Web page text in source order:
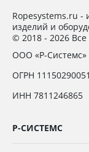
Ropesystems.ru -
изделий и
© 2018 - 2026
ООО «Р-Системс»
ОГРН
ИНН 7811246865
Р-СИСТЕМС